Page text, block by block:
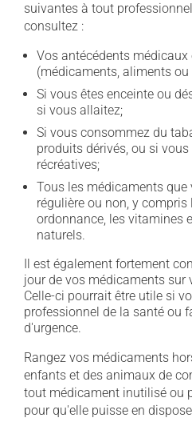
suivantes à tout
consultez :
Vos antécédents médicaux
(médicaments, aliments ou
Si vous êtes enceinte ou
si vous allaitez;
Si vous consommez du
produits dérivés, ou si
récréatives;
Tous les médicaments que
régulière ou non, y
ordonnance, les vitamines
naturels.
Il est également fortement
jour de vos médicaments sur
Celle-ci pourrait être utile si
professionnel de la santé ou
d'urgence.
Rangez vos médicaments
enfants et des animaux de
tout médicament inutilisé ou
pour qu'elle puisse en